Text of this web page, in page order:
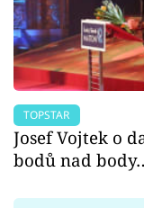
TOPSTAR
Josef Vojtek o
bodů nad